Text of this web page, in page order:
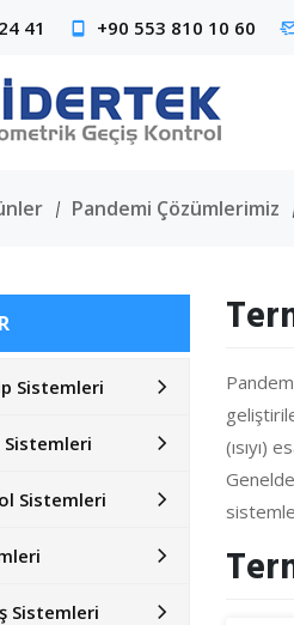
41 +90 553 810 10 60
Pandemi Çözümlerimiz
Sistemleri
Sistemleri
Sistemleri
Sistemleri
(ısıyı)